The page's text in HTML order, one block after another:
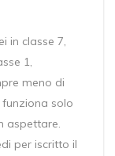
in classe 7,
1,
meno di
solo
aspettare.
per iscritto il